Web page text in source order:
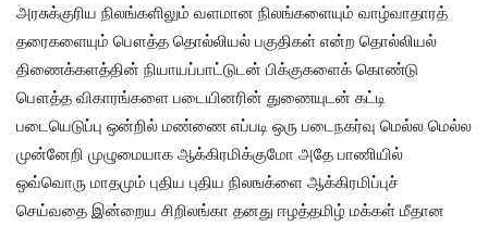
அரசுக்குரிய நிலங்களிலும் வளமான நிலங்களையும் வாழ்வாதாரத்
தரைகளையும் பௌத்த தொல்லியல் பகுதிகள் என்ற தொல்லியல்
திணைக்களத்தின் நியாயப்பாட்டுடன் பிக்குகளைக் கொண்டு
பௌத்த விகாரங்களை படையினரின் துணையுடன் கட்டி
படையெடுப்பு ஒன்றில் மண்ணை எப்படி ஒரு படைநகர்வு மெல்ல மெல்ல
முன்னேறி முழுமையாக ஆக்கிரமிக்குமோ அதே பாணியில்
ஒவ்வொரு மாதமும் புதிய புதிய நிலஙக்ளை ஆக்கிரமிப்புச்
செய்வதை இன்றைய சிறிலங்கா தனது ஈழத்தமிழ் மக்கள் மீதான